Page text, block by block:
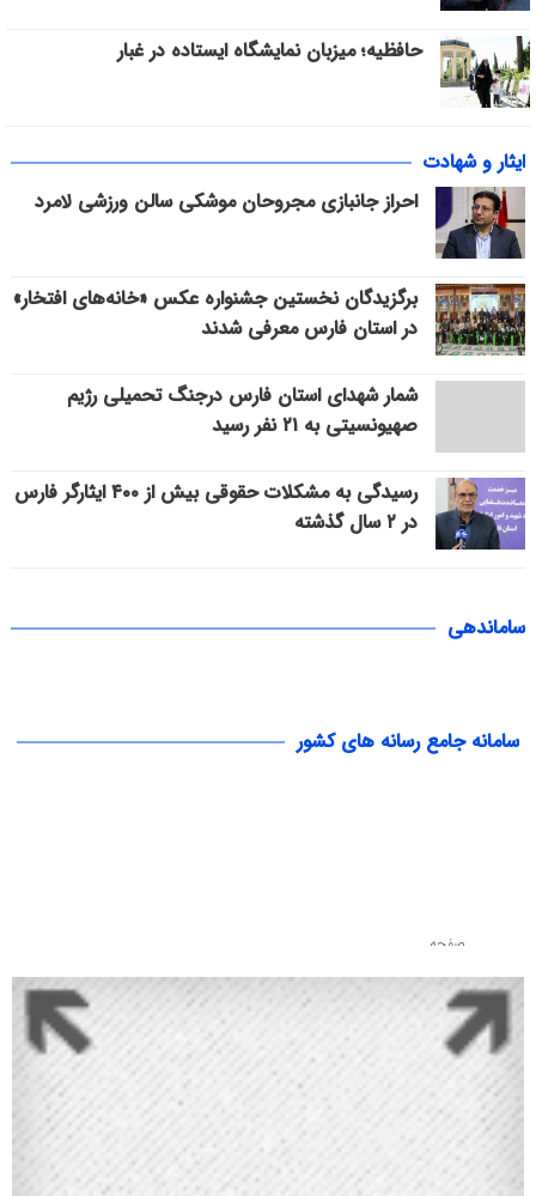
حافظیه؛ میزبان نمایشگاه ایستاده در غبار
ایثار و شهادت
احراز جانبازی مجروحان موشکی سالن ورزشی لامرد
برگزیدگان نخستین جشنواره عکس «خانه‌های افتخار»
در استان فارس معرفی شدند
شمار شهدای استان فارس درجنگ تحمیلی رژیم
صهیونسیتی به ۲۱ نفر رسید
رسیدگی به مشکلات حقوقی بیش از ۴۰۰ ایثارگر فارس
در ۲ سال گذشته
ساماندهی
سامانه جامع رسانه های کشور